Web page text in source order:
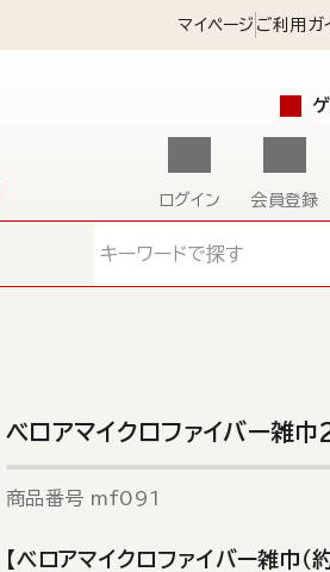
マイページ ご利用ガ
ログイン 会員登録
ベロアマイクロファイバー
商品番号 mf091
【ベロアマイクロファイバー雑